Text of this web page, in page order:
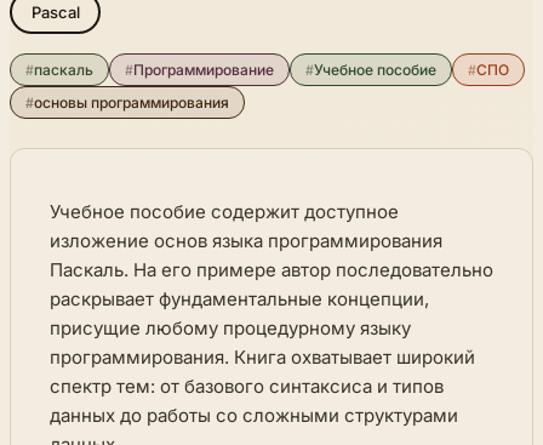
Pascal
#паскаль #Программирование #Учебное пособие #СПО
#основы программирования
Учебное пособие содержит доступное
изложение основ языка программирования
Паскаль. На его примере автор последовательно
раскрывает фундаментальные концепции,
присущие любому процедурному языку
программирования. Книга охватывает широкий
спектр тем: от базового синтаксиса и типов
данных до работы со сложными структурами